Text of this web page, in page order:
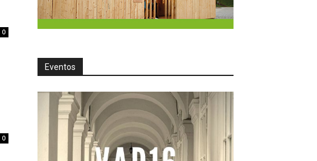
0
0
Eventos